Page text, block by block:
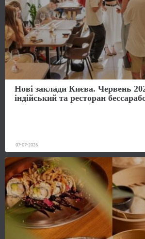
Нові заклади Києва. Червень
індійський та ресторан
07-07-2026